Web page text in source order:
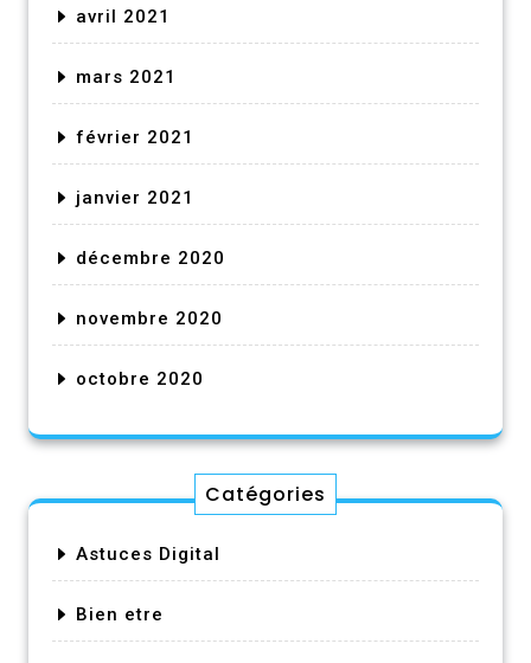
avril 2021
mars 2021
février 2021
janvier 2021
décembre 2020
novembre 2020
octobre 2020
Catégories
Astuces Digital
Bien etre